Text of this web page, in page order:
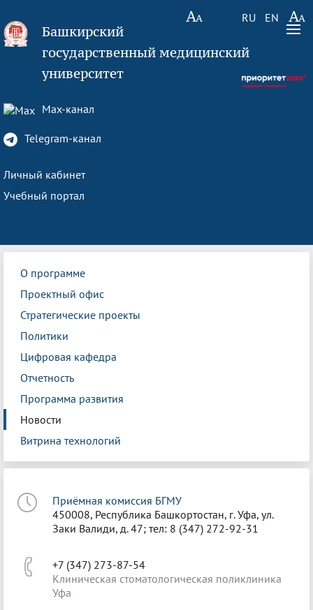
RU EN
Башкирский
государственный медицинский
университет
Max-канал
Telegram-канал
Личный кабинет
Учебный портал
О программе
Проектный офис
Стратегические проекты
Политики
Цифровая кафедра
Отчетность
Программа развития
Новости
Витрина технологий
Приёмная комиссия БГМУ
450008, Республика Башкортостан, г. Уфа, ул.
Заки Валиди, д. 47; тел: 8 (347) 272-92-31
+7 (347) 273-87-54
Клиническая стоматологическая поликлиника
Уфа